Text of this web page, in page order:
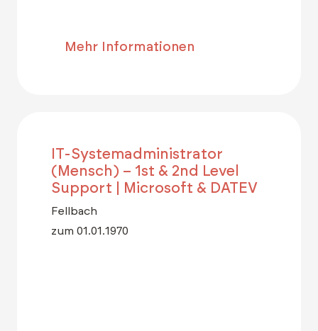
Mehr Informationen
IT-Systemadministrator
(Mensch) – 1st & 2nd Level
Support | Microsoft & DATEV
Fellbach
zum 01.01.1970